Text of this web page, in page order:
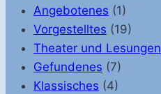
Angebotenes (1)
Vorgestelltes (19)
Theater und Lesungen
Gefundenes (7)
Klassisches (4)